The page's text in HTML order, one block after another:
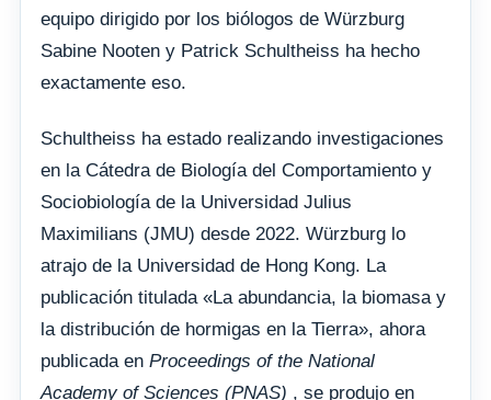
equipo dirigido por los biólogos de Würzburg
Sabine Nooten y Patrick Schultheiss ha hecho
exactamente eso.
Schultheiss ha estado realizando investigaciones
en la Cátedra de Biología del Comportamiento y
Sociobiología de la Universidad Julius
Maximilians (JMU) desde 2022. Würzburg lo
atrajo de la Universidad de Hong Kong. La
publicación titulada «La abundancia, la biomasa y
la distribución de hormigas en la Tierra», ahora
publicada en Proceedings of the National
Academy of Sciences (PNAS) , se produjo en